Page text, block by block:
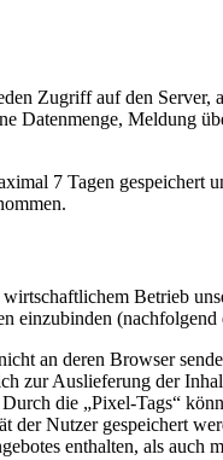
Zugriff auf den Server,
Datenmenge, Meldung
7 Tagen gespeichert
Betrieb
(nachfolgend
an deren Browser
zur Auslieferung der
die „Pixel-Tags“
Nutzer gespeichert
enthalten, als auch